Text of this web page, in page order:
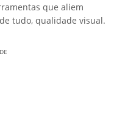
que aliem
tudo, qualidade visual.